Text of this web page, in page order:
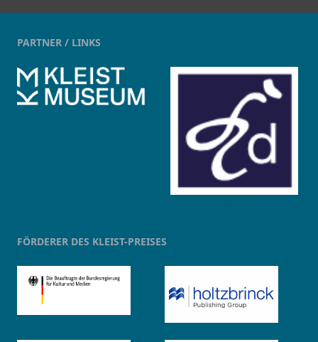
PARTNER / LINKS
FÖRDERER DES KLEIST-PREISES